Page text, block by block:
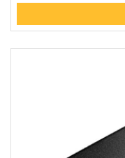
Loading...